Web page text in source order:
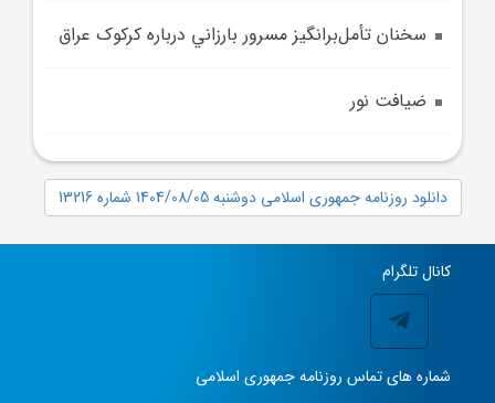
سخنان تأمل‌برانگيز مسرور بارزاني درباره کرکوک عراق
ضيافت نور
دانلود روزنامه جمهوری اسلامی دوشنبه 1404/08/05 شماره 13216
کانال تلگرام
شماره های تماس روزنامه جمهوری اسلامی